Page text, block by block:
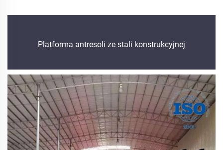
Platforma antresoli ze stali konstrukcyjnej